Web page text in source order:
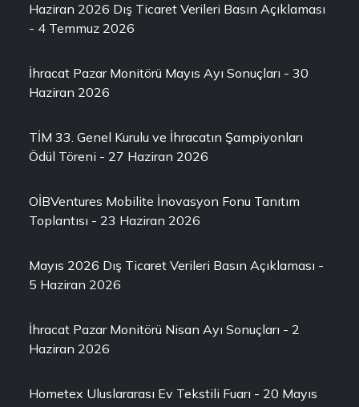
Haziran 2026 Dış Ticaret Verileri Basın Açıklaması
- 4 Temmuz 2026
İhracat Pazar Monitörü Mayıs Ayı Sonuçları - 30
Haziran 2026
TİM 33. Genel Kurulu ve İhracatın Şampiyonları
Ödül Töreni - 27 Haziran 2026
OİBVentures Mobilite İnovasyon Fonu Tanıtım
Toplantısı - 23 Haziran 2026
Mayıs 2026 Dış Ticaret Verileri Basın Açıklaması -
5 Haziran 2026
İhracat Pazar Monitörü Nisan Ayı Sonuçları - 2
Haziran 2026
Hometex Uluslararası Ev Tekstili Fuarı - 20 Mayıs